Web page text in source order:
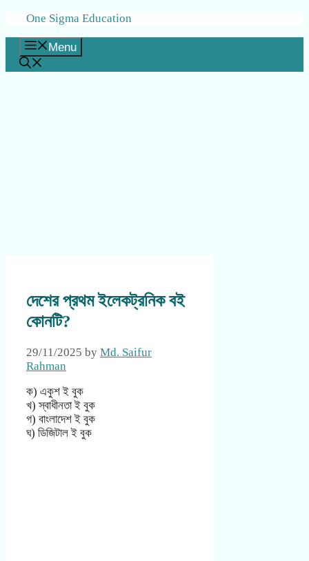
Skip
content
One Sigma Education
Menu
দেশের প্রথম ইলেকট্রনিক বই
কোনটি?
29/11/2025 by Md. Saifur
Rahman
ক) একুশ ই বুক
খ) স্বাধীনতা ই বুক
গ) বাংলাদেশ ই বুক
ঘ) ডিজিটাল ই বুক